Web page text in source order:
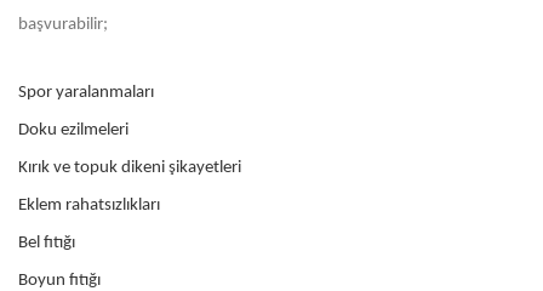
başvurabilir;
Spor yaralanmaları
Doku ezilmeleri
Kırık ve topuk dikeni şikayetleri
Eklem rahatsızlıkları
Bel fıtığı
Boyun fıtığı